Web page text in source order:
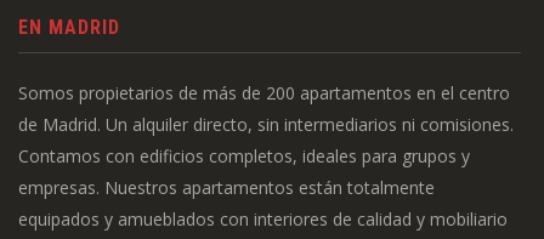
EN MADRID
Somos propietarios de más de 200 apartamentos en el centro
de Madrid. Un alquiler directo, sin intermediarios ni comisiones.
Contamos con edificios completos, ideales para grupos y
empresas. Nuestros apartamentos están totalmente
equipados y amueblados con interiores de calidad y mobiliario